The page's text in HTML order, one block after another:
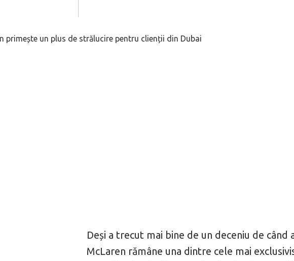
Deși a trecut mai bine de un deceniu de când
McLaren rămâne una dintre cele mai